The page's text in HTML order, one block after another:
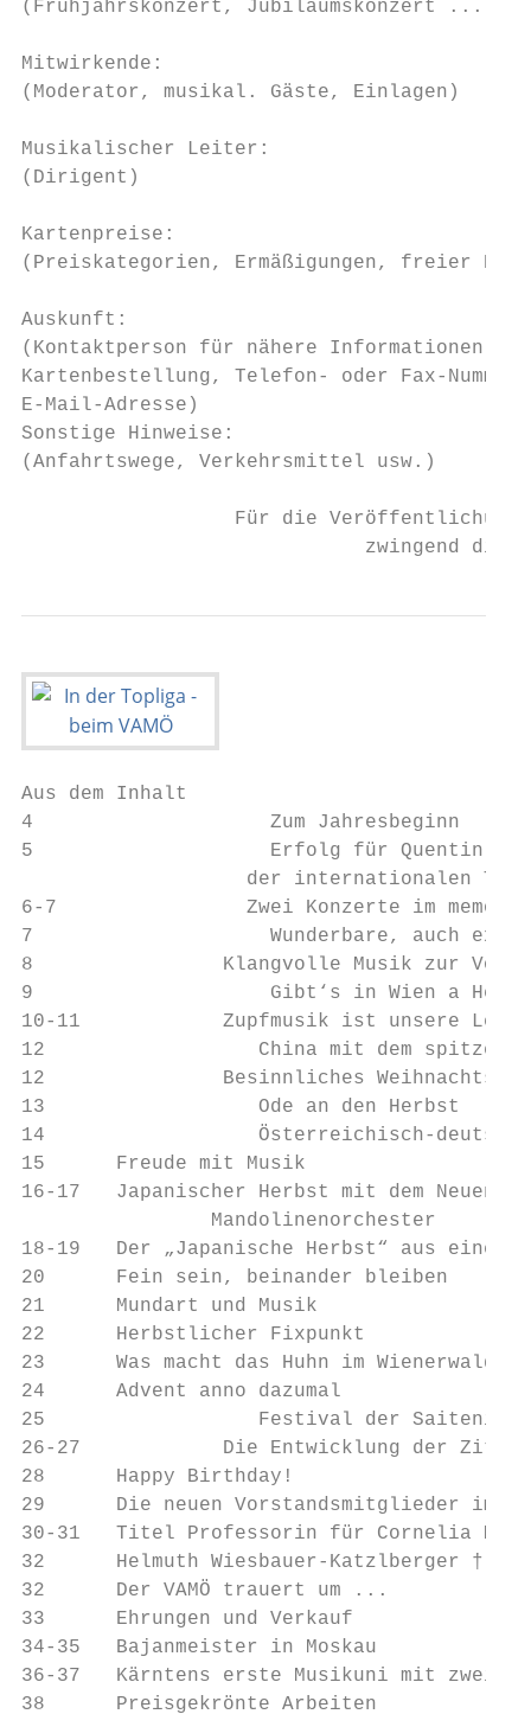
(Frühjahrskonzert, Jubiläumskonzert ...)
Mitwirkende:
(Moderator, musikal. Gäste, Einlagen)
Musikalischer Leiter:
(Dirigent)
Kartenpreise:
(Preiskategorien, Ermäßigungen, freier
Auskunft:
(Kontaktperson für nähere Informationen
Kartenbestellung, Telefon- oder Fax-Nummer,
E-Mail-Adresse)
Sonstige Hinweise:
(Anfahrtswege, Verkehrsmittel usw.)
Für die
zwingend die
Aus dem Inhalt
4		     Zum Jahresbeginn
5		     Erfolg für Quentin Weinberger in
6-7		   Zwei Konzerte im memoriam Gitti Jischa
7		     Wunderbare, auch exotische Klänge
8		 Klangvolle Musik zur Vorweihnachtszeit
9		     Gibt‘s in Wien a Hetz, a Draherei ...
10-11		 Zupfmusik ist unsere Leidenschaft
12		    China mit dem spitzen Stift
12		 Besinnliches Weihnachtskonzert in der Luegerkirche
13		    Ode an den Herbst
14		    Österreichisch-deutsche Freundschaft
15      Freude mit Musik
16-17   Japanischer Herbst mit dem Neuen
18-19   Der „Japanische Herbst“ aus einem
20      Fein sein, beinander bleiben
21      Mundart und Musik
22      Herbstlicher Fixpunkt
23      Was macht das Huhn im Wienerwald?
24      Advent anno dazumal
25		    Festival der Saiteninstrumente
26-27		 Die Entwicklung der Zitherbesaitung
28      Happy Birthday!
29      Die neuen Vorstandsmitglieder im
30-31   Titel Professorin für Cornelia
32      Helmuth Wiesbauer-Katzlberger †
32      Der VAMÖ trauert um ...
33      Ehrungen und Verkauf
34-35   Bajanmeister in Moskau
36-37   Kärntens erste Musikuni mit zwei
38      Preisgekrönte Arbeiten